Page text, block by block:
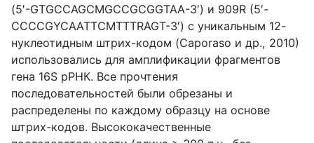
(5′-GTGCCAGCMGCCGCGGTAA-3′) и 909R (5′-
CCCCGYCAATTCMTTTRAGT-3′) с уникальным 12-
нуклеотидным штрих-кодом (Caporaso и др., 2010)
использовались для амплификации фрагментов
гена 16S рРНК. Все прочтения
последовательностей были обрезаны и
распределены по каждому образцу на основе
штрих-кодов. Высококачественные